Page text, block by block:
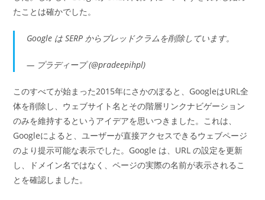
たことは確かでした。
Google は SERP からブレッドクラムを削除しています。
— プラディープ (@pradeepihpl)
このすべてが始まった2015年にさかのぼると、GoogleはURL全
体を削除し、ウェブサイト名とその階層リンクナビゲーション
のみを維持するというアイデアを思いつきました。これは、
Googleによると、ユーザーが直接アクセスできるウェブページ
のより提示可能な表示でした。Google は、URL の設定を更新
し、ドメイン名ではなく、ページの実際の名前が表示されるこ
とを確認しました。